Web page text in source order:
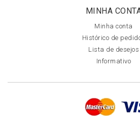
MINHA
Minha conta
Histórico de
Lista de desejos
Informativo